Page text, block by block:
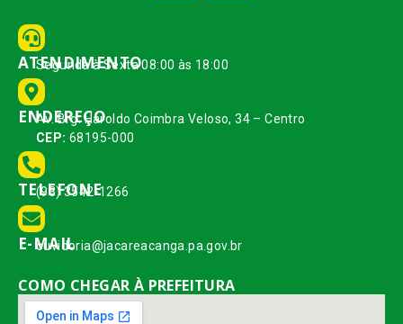
ATENDIMENTO
Segunda à Sexta 08:00 às 18:00
ENDEREÇO
Av. Brg. Haroldo Coimbra Veloso, 34 – Centro
CEP: 68195-000
TELEFONE
(93) 3542-1266
E-MAIL
ouvidoria@jacareacanga.pa.gov.br
COMO CHEGAR À PREFEITURA